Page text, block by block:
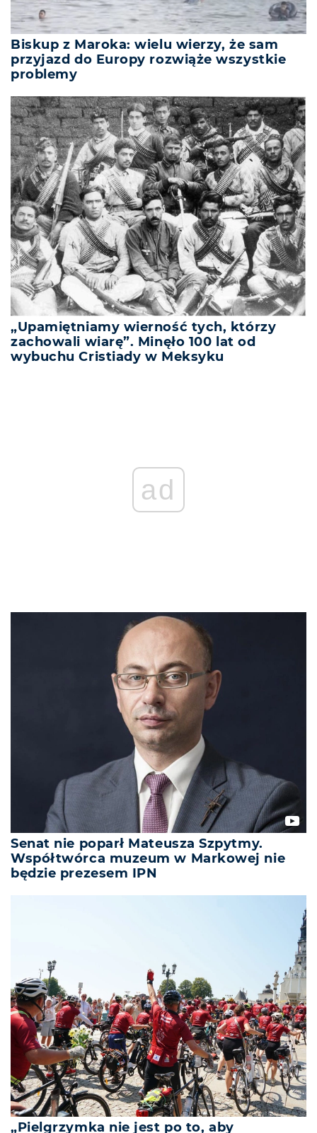
Biskup z Maroka: wielu wierzy, że sam
przyjazd do Europy rozwiąże wszystkie
problemy
„Upamiętniamy wierność tych, którzy
zachowali wiarę”. Minęło 100 lat od
wybuchu Cristiady w Meksyku
ad
Senat nie poparł Mateusza Szpytmy.
Współtwórca muzeum w Markowej nie
będzie prezesem IPN
„Pielgrzymka nie jest po to, aby